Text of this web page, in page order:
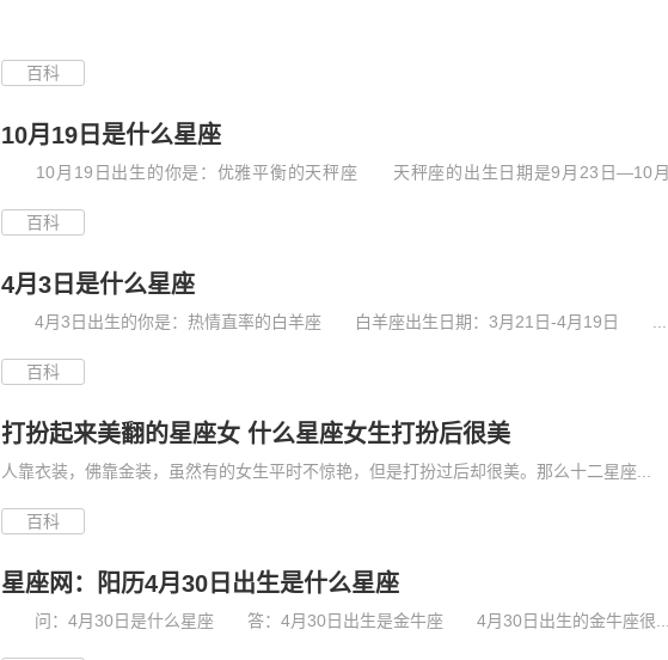
百科
10月19日是什么星座
10月19日出生的你是：优雅平衡的天秤座 天秤座的出生日期是9月23日—10月
23...
百科
4月3日是什么星座
4月3日出生的你是：热情直率的白羊座 白羊座出生日期：3月21日-4月19日 ...
百科
打扮起来美翻的星座女 什么星座女生打扮后很美
人靠衣装，佛靠金装，虽然有的女生平时不惊艳，但是打扮过后却很美。那么十二星座...
百科
星座网：阳历4月30日出生是什么星座
问：4月30日是什么星座 答：4月30日出生是金牛座 4月30日出生的金牛座很...